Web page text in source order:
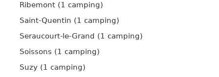
Ribemont (1 camping)
Saint-Quentin (1 camping)
Seraucourt-le-Grand (1 camping)
Soissons (1 camping)
Suzy (1 camping)